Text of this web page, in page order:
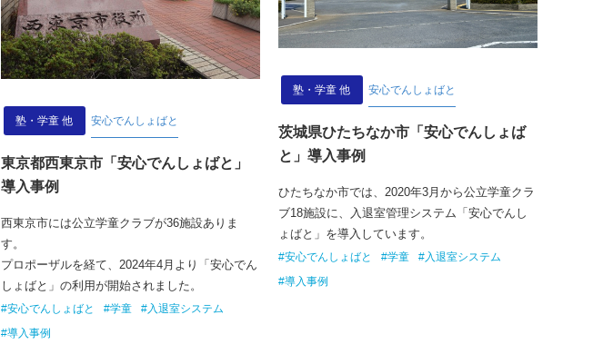
塾・学童 他 安心でんしょばと
東京都西東京市「安心でんしょばと」
導入事例
西東京市には公立学童クラブが36施設ありま
す。
プロポーザルを経て、2024年4月より「安心でん
しょばと」の利用が開始されました。
#安心でんしょばと #学童
#入退室システム
#導入事例
塾・学童 他 安心でんしょばと
茨城県ひたちなか市「安心でんしょば
と」導入事例
ひたちなか市では、2020年3月から公立学童クラ
ブ18施設に、入退室管理システム「安心でんし
ょばと」を導入しています。
#安心でんしょばと #学童
#入退室システム
#導入事例